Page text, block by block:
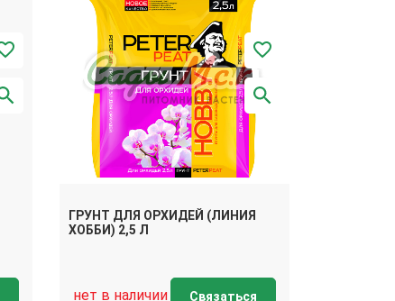
ГРУНТ ДЛЯ ОРХИДЕЙ (ЛИНИЯ
ХОББИ) 2,5 Л
нет в наличии Связаться